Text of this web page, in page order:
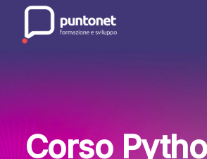
content
Corso